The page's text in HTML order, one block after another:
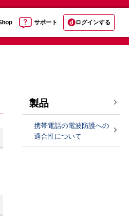
サポート ログインする
製品
携帯電話の電波防護への
適合性について